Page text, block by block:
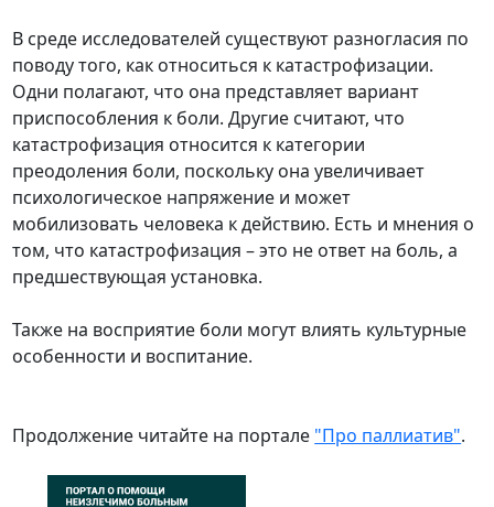
В среде исследователей существуют разногласия по
поводу того, как относиться к катастрофизации.
Одни полагают, что она представляет вариант
приспособления к боли. Другие считают, что
катастрофизация относится к категории
преодоления боли, поскольку она увеличивает
психологическое напряжение и может
мобилизовать человека к действию. Есть и мнения о
том, что катастрофизация – это не ответ на боль, а
предшествующая установка.
Также на восприятие боли могут влиять культурные
особенности и воспитание.
Продолжение читайте на портале "Про паллиатив".